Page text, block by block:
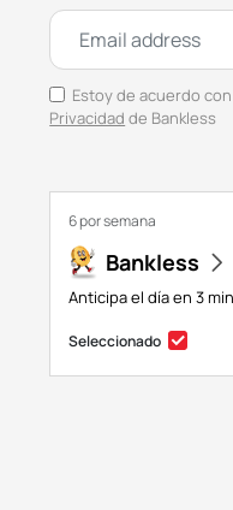
Estoy de acuerdo
Privacidad de Bankless
6 por semana
Bankless
Anticipa el día en 3
Seleccionado